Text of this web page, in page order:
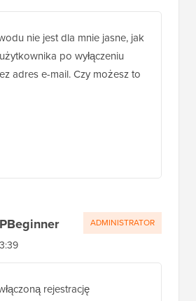
nie jest dla mnie jasne, jak
po wyłączeniu
ADMINISTRATOR